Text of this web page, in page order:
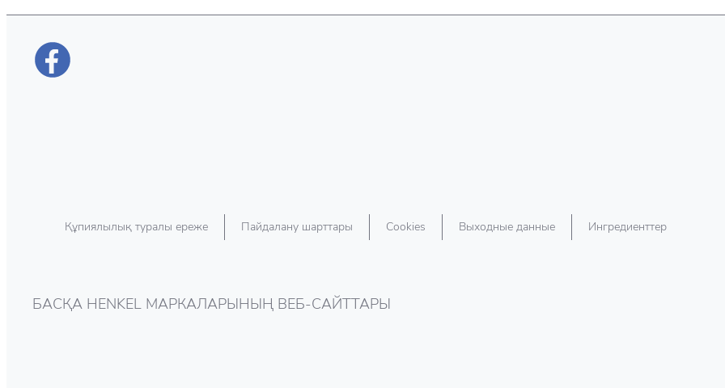
Құпиялылық туралы ереже Пайдалану шарттары Cookies Выходные данные Ингредиенттер
БАСҚА HENKEL МАРКАЛАРЫНЫҢ ВЕБ-САЙТТАРЫ